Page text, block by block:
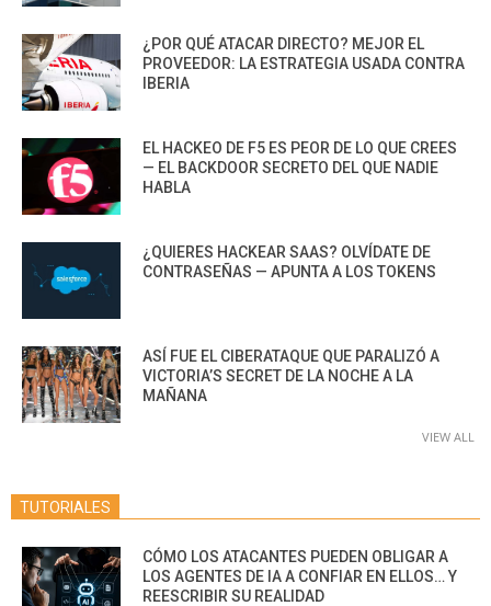
¿POR QUÉ ATACAR DIRECTO? MEJOR EL
PROVEEDOR: LA ESTRATEGIA USADA CONTRA
IBERIA
EL HACKEO DE F5 ES PEOR DE LO QUE CREES
— EL BACKDOOR SECRETO DEL QUE NADIE
HABLA
¿QUIERES HACKEAR SAAS? OLVÍDATE DE
CONTRASEÑAS — APUNTA A LOS TOKENS
ASÍ FUE EL CIBERATAQUE QUE PARALIZÓ A
VICTORIA’S SECRET DE LA NOCHE A LA
MAÑANA
VIEW ALL
TUTORIALES
CÓMO LOS ATACANTES PUEDEN OBLIGAR A
LOS AGENTES DE IA A CONFIAR EN ELLOS… Y
REESCRIBIR SU REALIDAD